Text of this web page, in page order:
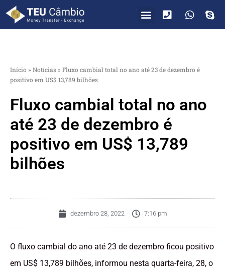
Início » Notícias » Fluxo cambial total no ano até 23 de dezembro é
positivo em US$ 13,789 bilhões
Fluxo cambial total no ano
até 23 de dezembro é
positivo em US$ 13,789
bilhões
dezembro 28, 2022 7:16 pm
O fluxo cambial do ano até 23 de dezembro ficou positivo
em US$ 13,789 bilhões, informou nesta quarta-feira, 28, o